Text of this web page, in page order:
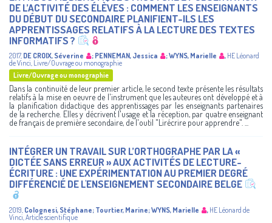
DE L’ACTIVITÉ DES ÉLÈVES : COMMENT LES ENSEIGNANTS
DU DÉBUT DU SECONDAIRE PLANIFIENT-ILS LES
APPRENTISSAGES RELATIFS À LA LECTURE DES TEXTES
INFORMATIFS ?
2017, DE CROIX, Séverine ; PENNEMAN, Jessica ;WYNS, Marielle , HE Léonard
de Vinci Livre/Ouvrage ou monographie
Livre/Ouvrage ou monographie
Dans la continuité de leur premier article, le second texte présente les résultats
relatifs à la mise en oeuvre de l'instrument que les auteures ont développé et à
la planification didactique des apprentissages par les enseignants partenaires
de la recherche. Elles y décrivent l'usage et la réception, par quatre enseignant
de français de première secondaire, de l'outil "Lirécrire pour apprendre". ...
INTÉGRER UN TRAVAIL SUR L’ORTHOGRAPHE PAR LA «
DICTÉE SANS ERREUR » AUX ACTIVITÉS DE LECTURE-
ÉCRITURE : UNE EXPÉRIMENTATION AU PREMIER DEGRÉ
DIFFÉRENCIÉ DE L'ENSEIGNEMENT SECONDAIRE BELGE
2019, Colognesi, Stéphane; Tourtier, Marine;WYNS, Marielle , HE Léonard de
Vinci,Article scientifique